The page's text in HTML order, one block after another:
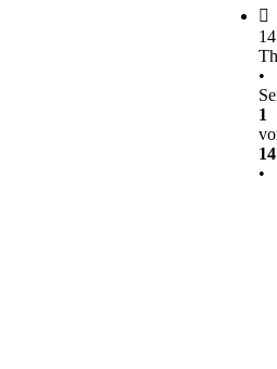
•
1
•